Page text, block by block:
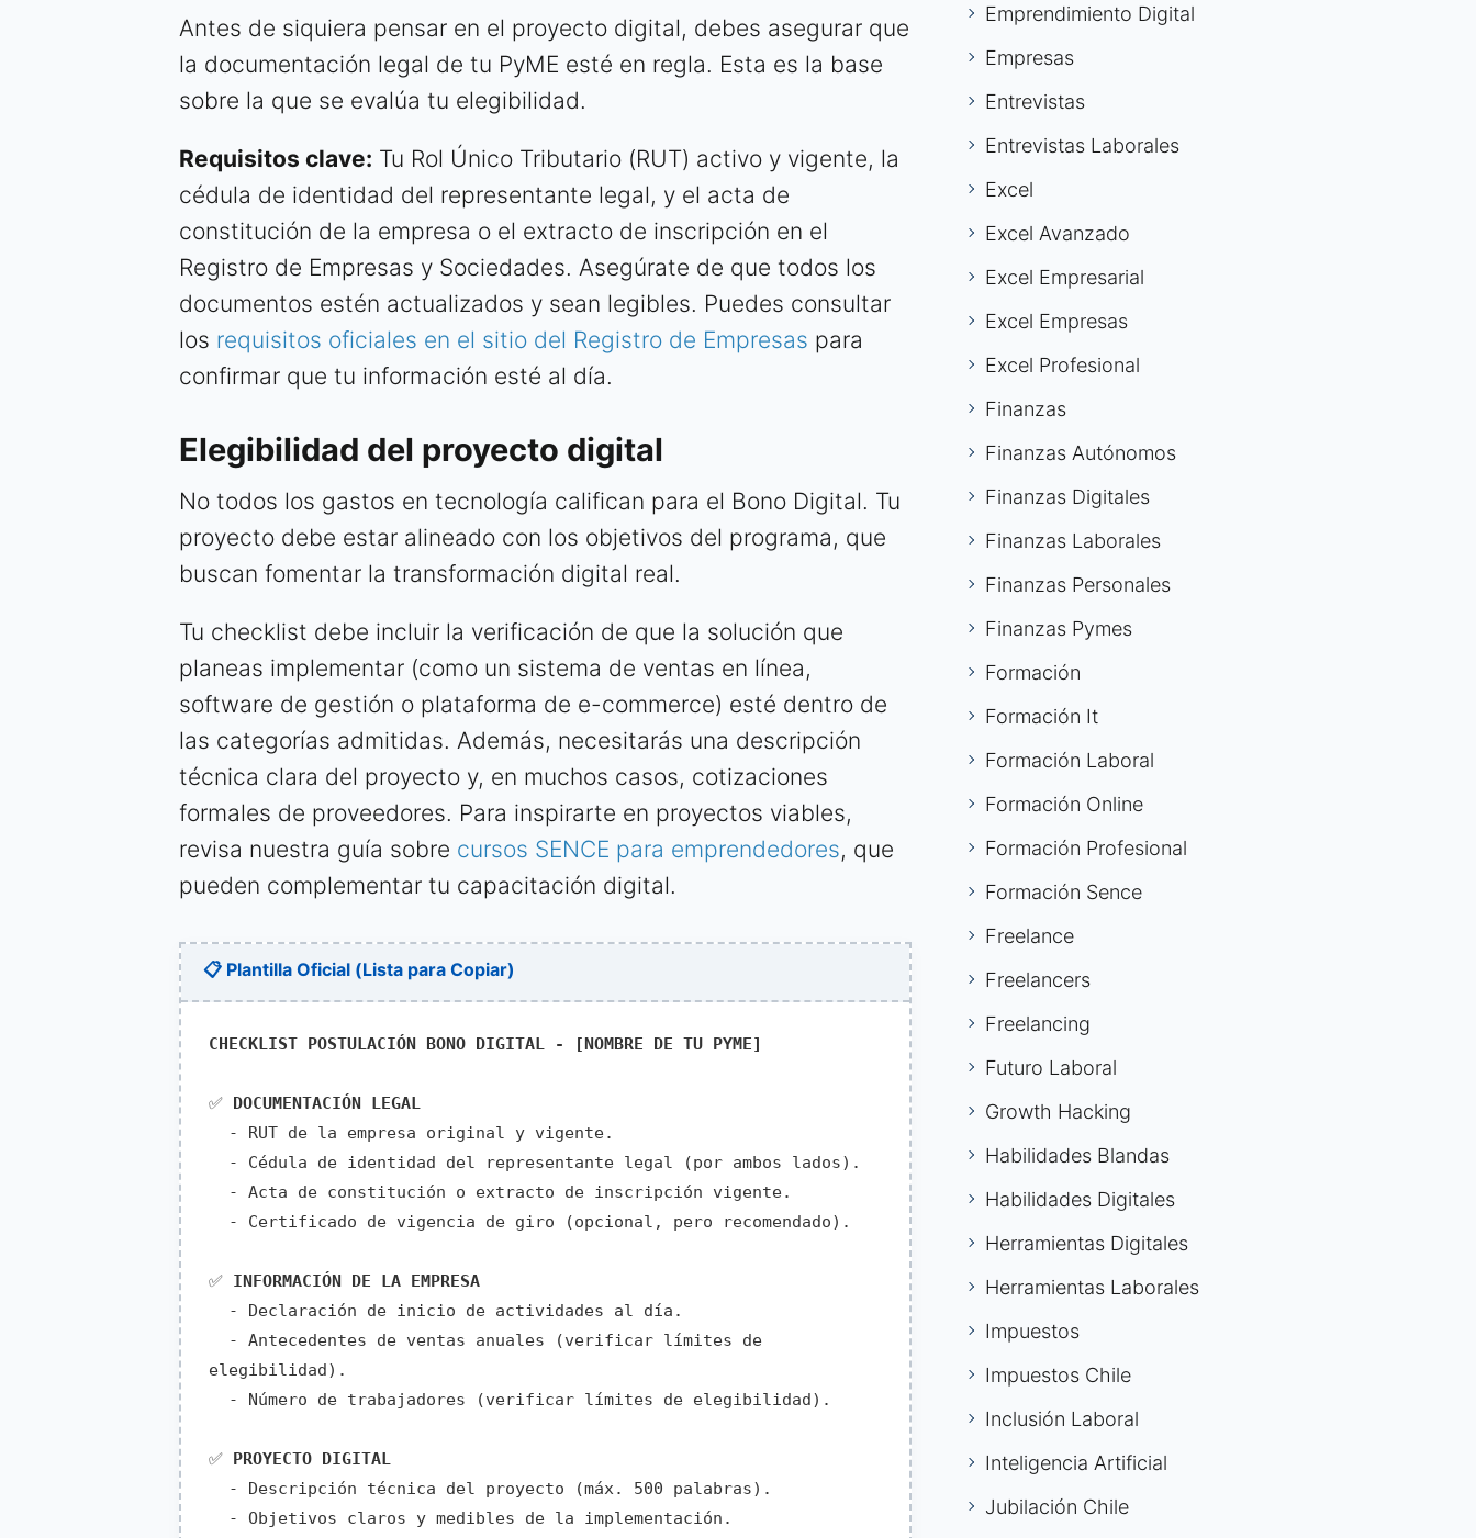
Antes de siquiera pensar en el proyecto digital, debes asegurar que
la documentación legal de tu PyME esté en regla. Esta es la base
sobre la que se evalúa tu elegibilidad.
Requisitos clave: Tu Rol Único Tributario (RUT) activo y vigente, la
cédula de identidad del representante legal, y el acta de
constitución de la empresa o el extracto de inscripción en el
Registro de Empresas y Sociedades. Asegúrate de que todos los
documentos estén actualizados y sean legibles. Puedes consultar
los requisitos oficiales en el sitio del Registro de Empresas para
confirmar que tu información esté al día.
Elegibilidad del proyecto digital
No todos los gastos en tecnología califican para el Bono Digital. Tu
proyecto debe estar alineado con los objetivos del programa, que
buscan fomentar la transformación digital real.
Tu checklist debe incluir la verificación de que la solución que
planeas implementar (como un sistema de ventas en línea,
software de gestión o plataforma de e-commerce) esté dentro de
las categorías admitidas. Además, necesitarás una descripción
técnica clara del proyecto y, en muchos casos, cotizaciones
formales de proveedores. Para inspirarte en proyectos viables,
revisa nuestra guía sobre cursos SENCE para emprendedores, que
pueden complementar tu capacitación digital.
📋 Plantilla Oficial (Lista para Copiar)
CHECKLIST POSTULACIÓN BONO DIGITAL - [NOMBRE DE TU PYME]
✅ DOCUMENTACIÓN LEGAL
- RUT de la empresa original y vigente.
- Cédula de identidad del representante legal (por ambos lados).
- Acta de constitución o extracto de inscripción vigente.
- Certificado de vigencia de giro (opcional, pero recomendado).
✅ INFORMACIÓN DE LA EMPRESA
- Declaración de inicio de actividades al día.
- Antecedentes de ventas anuales (verificar límites de
elegibilidad).
- Número de trabajadores (verificar límites de elegibilidad).
✅ PROYECTO DIGITAL
- Descripción técnica del proyecto (máx. 500 palabras).
- Objetivos claros y medibles de la implementación.
Emprendimiento Digital
Empresas
Entrevistas
Entrevistas Laborales
Excel
Excel Avanzado
Excel Empresarial
Excel Empresas
Excel Profesional
Finanzas
Finanzas Autónomos
Finanzas Digitales
Finanzas Laborales
Finanzas Personales
Finanzas Pymes
Formación
Formación It
Formación Laboral
Formación Online
Formación Profesional
Formación Sence
Freelance
Freelancers
Freelancing
Futuro Laboral
Growth Hacking
Habilidades Blandas
Habilidades Digitales
Herramientas Digitales
Herramientas Laborales
Impuestos
Impuestos Chile
Inclusión Laboral
Inteligencia Artificial
Jubilación Chile